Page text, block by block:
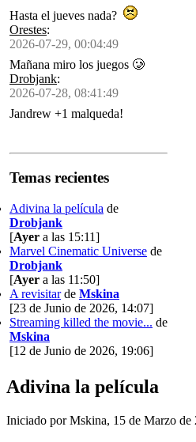
Hasta el jueves nada?
Orestes:
2026-07-29, 00:04:49
Mañana miro los juegos 🥲
Drobjank:
2026-07-28, 08:41:49
Jandrew +1 malqueda!
Temas recientes
Adivina la película de
Drobjank
[Ayer a las 15:11]
Marvel Cinematic Universe de
Drobjank
[Ayer a las 11:50]
A revisitarde Mskina
[23 de Junio de 2026, 14:07]
Streaming killed the movie... de
Mskina
[12 de Junio de 2026, 19:06]
Adivina la película
Iniciado por Mskina, 15 de Marzo de